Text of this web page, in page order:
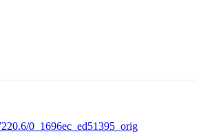
0_1696ec_ed51395_orig